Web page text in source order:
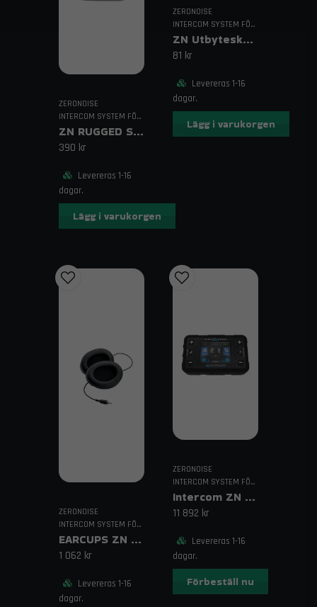
ZERONOISE
INTERCOM SYSTEM FÖR RACING
ZN RUGGED SILICONE COVER
390 kr
Levereras 1-16
dagar.
Lägg i varukorgen
ZERONOISE
INTERCOM SYSTEM FÖR RACING
ZN Utbyteskuddar i Skum för Öronproppar
81 kr
Levereras 1-16
dagar.
Lägg i varukorgen
ZERONOISE
INTERCOM SYSTEM FÖR RACING
EARCUPS ZN Högtalarkit för Fullface-hjälmar
1 062 kr
Levereras 1-16
dagar.
ZERONOISE
INTERCOM SYSTEM FÖR RACING
Intercom ZN Rally och offroad Wireless
11 892 kr
Levereras 1-16
dagar.
Förbeställ nu